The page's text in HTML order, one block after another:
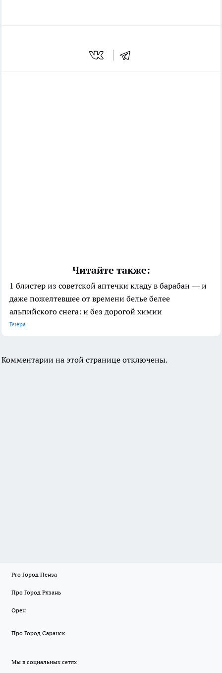
Читайте также:
1 блистер из советской аптечки кладу в барабан — и
даже пожелтевшее от времени белье белее
альпийского снега: и без дорогой химии
Вчера
Комментарии на этой странице отключены.
Pro Город Пенза
Про Город Рязань
Орен
Про Город Саранск
Мы в социальных сетях